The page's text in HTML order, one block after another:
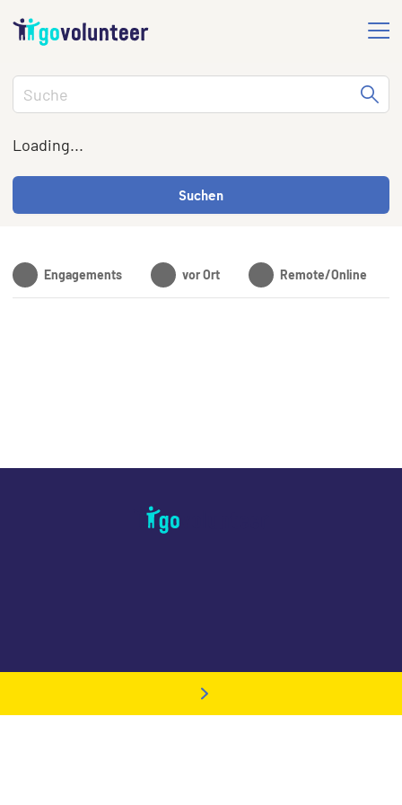
Loading...
Suchen
Engagements vor Ort Remote/Online